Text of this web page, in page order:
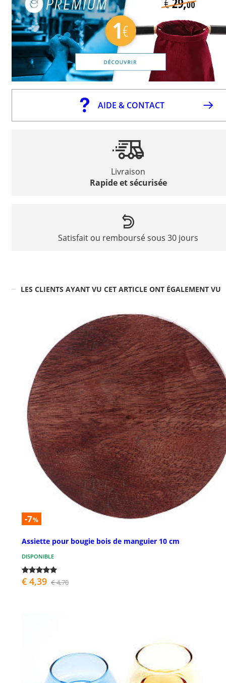
AIDE & CONTACT
Livraison
Rapide et sécurisée
Satisfait ou remboursé sous 30 jours
LES CLIENTS AYANT VU CET ARTICLE ONT ÉGALEMENT VU
-7%
Assiette pour bougie bois de manguier 10 cm
DISPONIBLE
€ 4,39 € 4,70